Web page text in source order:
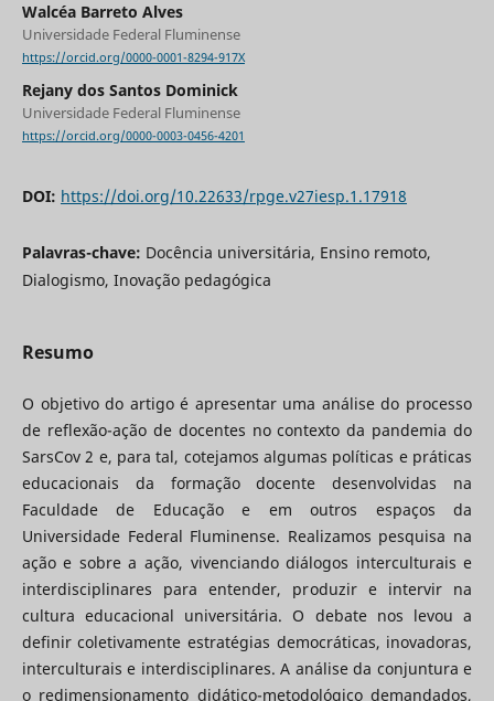
Walcéa Barreto Alves
Universidade Federal Fluminense
https://orcid.org/0000-0001-8294-917X
Rejany dos Santos Dominick
Universidade Federal Fluminense
https://orcid.org/0000-0003-0456-4201
DOI: https://doi.org/10.22633/rpge.v27iesp.1.17918
Palavras-chave: Docência universitária, Ensino remoto,
Dialogismo, Inovação pedagógica
Resumo
O objetivo do artigo é apresentar uma análise do processo
de reflexão-ação de docentes no contexto da pandemia do
SarsCov 2 e, para tal, cotejamos algumas políticas e práticas
educacionais da formação docente desenvolvidas na
Faculdade de Educação e em outros espaços da
Universidade Federal Fluminense. Realizamos pesquisa na
ação e sobre a ação, vivenciando diálogos interculturais e
interdisciplinares para entender, produzir e intervir na
cultura educacional universitária. O debate nos levou a
definir coletivamente estratégias democráticas, inovadoras,
interculturais e interdisciplinares. A análise da conjuntura e
o redimensionamento didático-metodológico demandados,